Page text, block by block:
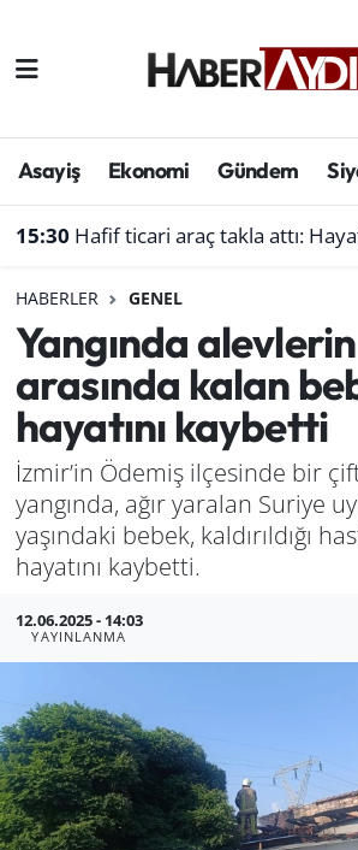
Asayiş Ekonomi Gündem
15:30 Hafif ticari araç takla attı: Hayatını
HABERLER GENEL
Yangında alevlerin
arasında kalan
hayatını kaybetti
İzmir’in Ödemiş ilçesinde bir
yangında, ağır yaralan Suriye
yaşındaki bebek, kaldırıldığı
hayatını kaybetti.
12.06.2025 - 14:03
YAYINLANMA
Afyonkarahisar
Çevre
Genel
Haber
Izmir
Kütahya
Manisa
Muğla
Politika
Uşak
Aydın Hava Durumu
Süper Lig Puan Durumu ve
Son Dakika Haberleri
Haber Arşivi